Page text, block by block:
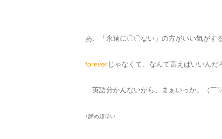
あ、「永遠に〇〇ない」の方がいい気がす
foreverじゃなくて、なんて言えばいいんだ
…英語分かんないから、まぁいっか。（￣
↑諦め超早い